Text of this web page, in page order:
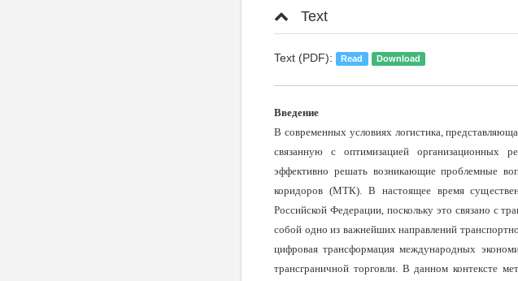
Text
Text (PDF): Read Download
Введение
В современных условиях логистика,
связанную с оптимизацией организационных
эффективно решать возникающие проблемные
коридоров (МТК). В настоящее время
Российской Федерации, поскольку это связано с
собой одно из важнейших направлений
цифровая трансформация международных
трансграничной торговли. В данном контексте